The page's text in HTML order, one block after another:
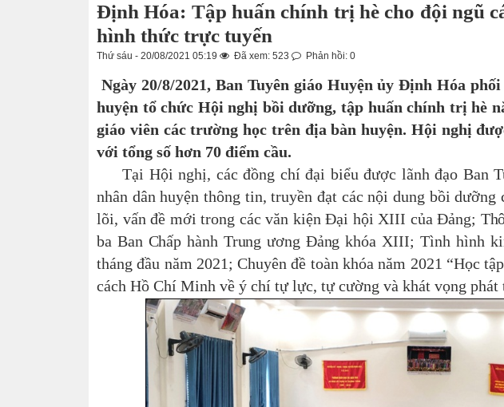
Định Hóa: Tập huấn chính trị hè cho đội ngũ
hình thức trực tuyến
Thứ sáu - 20/08/2021 05:19 Đã xem: 523 Phản hồi: 0
Ngày 20/8/2021, Ban Tuyên giáo Huyện ủy Định Hóa
huyện tổ chức Hội nghị bồi dưỡng, tập huấn chính trị hè
giáo viên các trường học trên địa bàn huyện. Hội nghị
với tổng số hơn 70 điểm cầu.
Tại Hội nghị, các đồng chí đại biểu được lãnh đạo Ban
nhân dân huyện thông tin, truyền đạt các nội dung bồi dưỡng
lõi, vấn đề mới trong các văn kiện Đại hội XIII của Đảng;
ba Ban Chấp hành Trung ương Đảng khóa XIII; Tình hình
tháng đầu năm 2021; Chuyên đề toàn khóa năm 2021 “Học
cách Hồ Chí Minh về ý chí tự lực, tự cường và khát vọng phát